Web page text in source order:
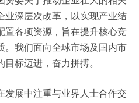
业深层次改革，以实现产业结
置各项资源，旨在提升核心竞
。我们面向全球市场及国内市
标迈进，奋力拼搏。
发展中注重与业界人士合作交